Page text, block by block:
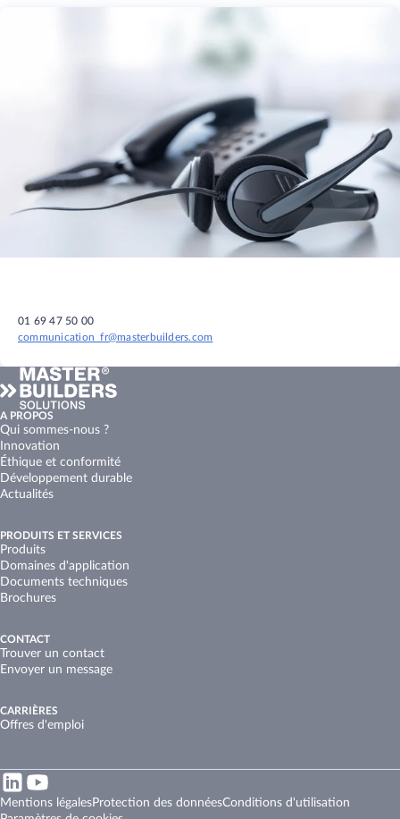
01 69 47 50 00
communication_fr@masterbuilders.com
A PROPOS
Qui sommes-nous ?
Innovation
Éthique et conformité
Développement durable
Actualités
PRODUITS ET SERVICES
Produits
Domaines d'application
Documents techniques
Brochures
CONTACT
Trouver un contact
Envoyer un message
CARRIÈRES
Offres d'emploi
Mentions légalesProtection des donnéesConditions d'utilisation